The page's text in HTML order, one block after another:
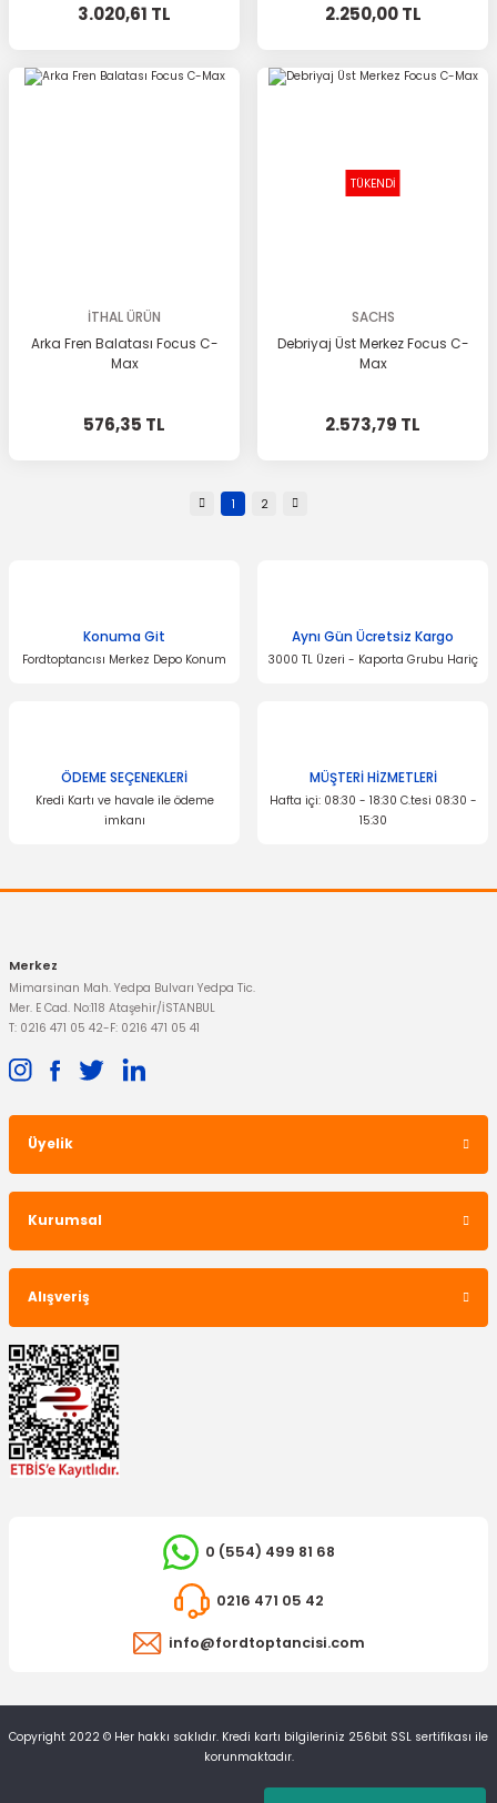
3.020,61 TL 2.250,00 TL
İTHAL ÜRÜN
Arka Fren Balatası Focus C-
Max
576,35 TL
TÜKENDİ
SACHS
Debriyaj Üst Merkez Focus C-
Max
2.573,79 TL
1 2
Konuma Git
Fordtoptancısı Merkez Depo Konum
Aynı Gün Ücretsiz Kargo
3000 TL Üzeri - Kaporta Grubu Hariç
ÖDEME SEÇENEKLERİ
Kredi Kartı ve havale ile ödeme
imkanı
MÜŞTERİ HİZMETLERİ
Hafta içi: 08:30 - 18:30 C.tesi 08:30 -
15:30
Merkez
Mimarsinan Mah. Yedpa Bulvarı Yedpa Tic.
Mer. E Cad. No:118 Ataşehir/İSTANBUL
T: 0216 471 05 42-F: 0216 471 05 41
Üyelik
Kurumsal
Alışveriş
0 (554) 499 81 68
0216 471 05 42
info@fordtoptancisi.com
Copyright 2022 © Her hakkı saklıdır. Kredi kartı bilgileriniz 256bit SSL sertifikası ile
korunmaktadır.